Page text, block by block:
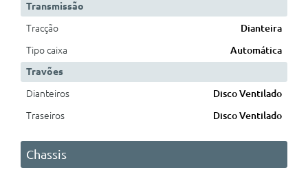
Transmissão
Tracção
Dianteira
Tipo caixa
Automática
Travões
Dianteiros
Disco Ventilado
Traseiros
Disco Ventilado
Chassis